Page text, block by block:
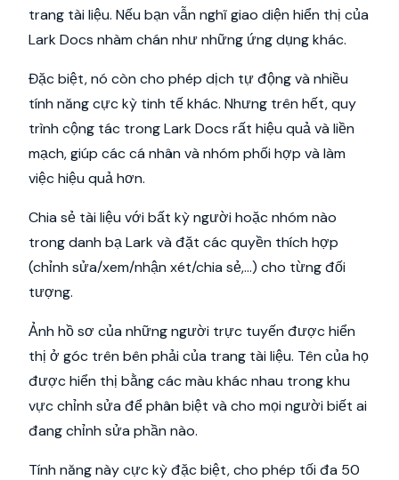
trang tài liệu. Nếu bạn vẫn nghĩ giao diện hiển thị của
Lark Docs nhàm chán như những ứng dụng khác.
Đặc biệt, nó còn cho phép dịch tự động và nhiều
tính năng cực kỳ tinh tế khác. Nhưng trên hết, quy
trình cộng tác trong Lark Docs rất hiệu quả và liền
mạch, giúp các cá nhân và nhóm phối hợp và làm
việc hiệu quả hơn.
Chia sẻ tài liệu với bất kỳ người hoặc nhóm nào
trong danh bạ Lark và đặt các quyền thích hợp
(chỉnh sửa/xem/nhận xét/chia sẻ,...) cho từng đối
tượng.
Ảnh hồ sơ của những người trực tuyến được hiển
thị ở góc trên bên phải của trang tài liệu. Tên của họ
được hiển thị bằng các màu khác nhau trong khu
vực chỉnh sửa để phân biệt và cho mọi người biết ai
đang chỉnh sửa phần nào.
Tính năng này cực kỳ đặc biệt, cho phép tối đa 50